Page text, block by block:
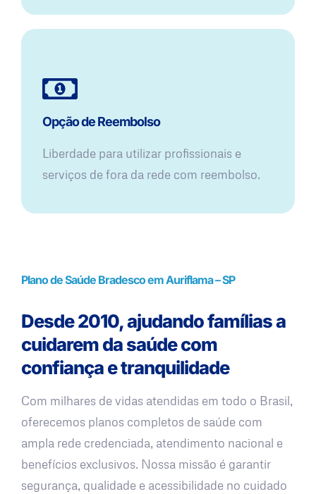
Opção de Reembolso
Liberdade para utilizar profissionais e
serviços de fora da rede com reembolso.
Plano de Saúde Bradesco em Auriflama – SP
Desde 2010, ajudando famílias a
cuidarem da saúde com
confiança e tranquilidade
Com milhares de vidas atendidas em todo o Brasil,
oferecemos planos completos de saúde com
ampla rede credenciada, atendimento nacional e
benefícios exclusivos. Nossa missão é garantir
segurança, qualidade e acessibilidade no cuidado